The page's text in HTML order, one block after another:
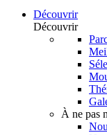
Découvrir
Découvrir
À ne pas